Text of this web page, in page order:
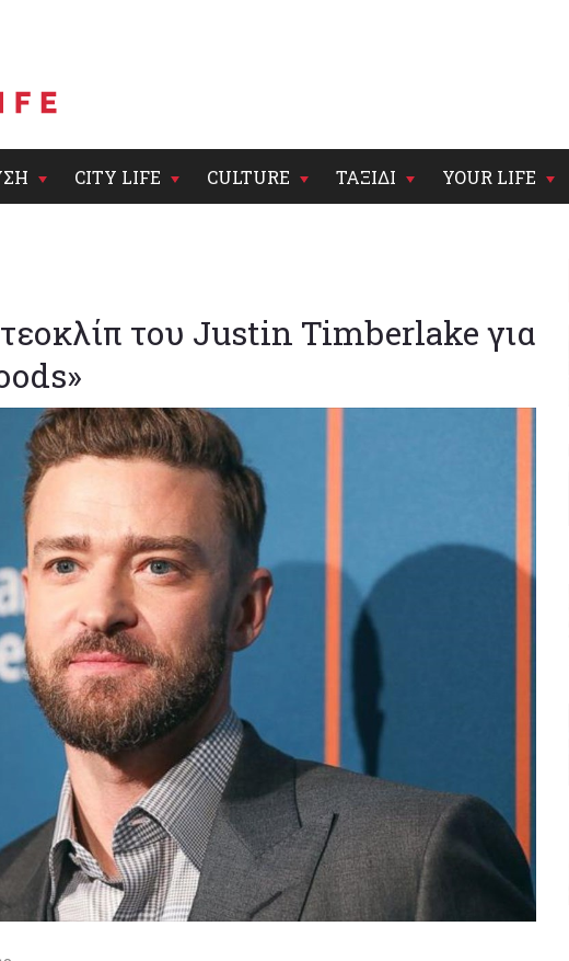
CITY LIFE CULTURE ΤΑΞΙΔΙ YOUR LIFE
του Justin Timberlake για